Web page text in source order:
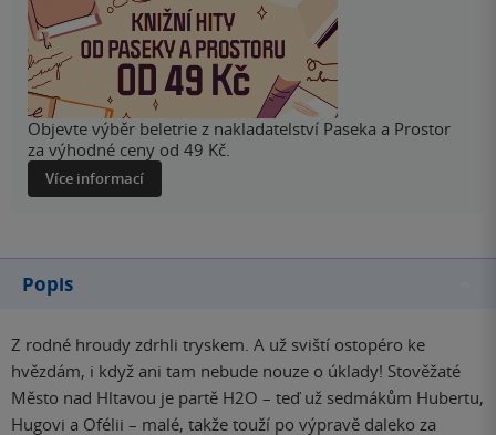
Objevte výběr beletrie z nakladatelství Paseka a Prostor
za výhodné ceny od 49 Kč.
Více informací
Popis
Z rodné hroudy zdrhli tryskem. A už sviští ostopéro ke
hvězdám, i když ani tam nebude nouze o úklady! Stověžaté
Město nad Hltavou je partě H2O – teď už sedmákům Hubertu,
Hugovi a Ofélii – malé, takže touží po výpravě daleko za